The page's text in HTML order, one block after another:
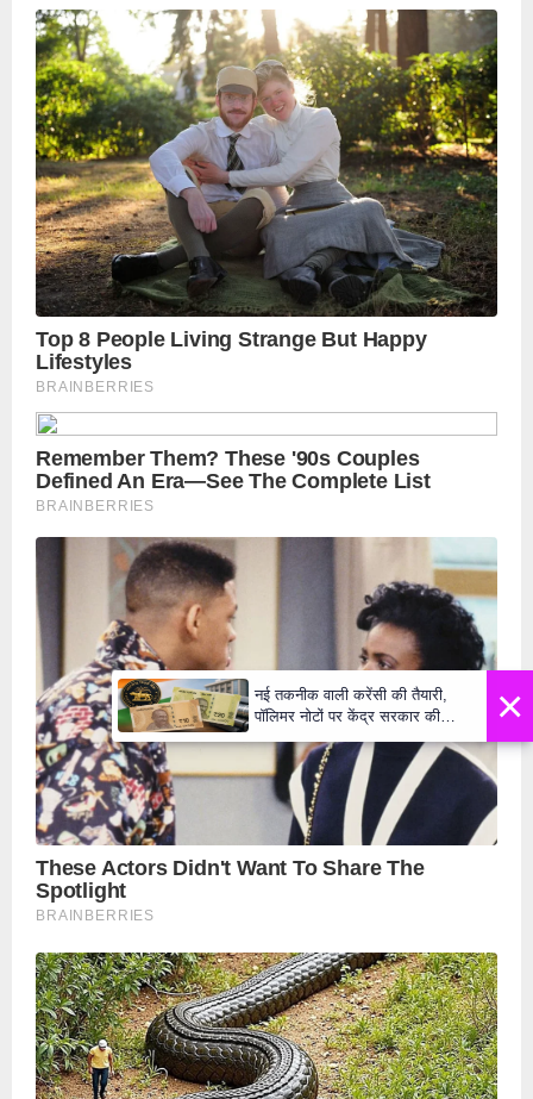
×
नई तकनीक वाली करेंसी की तैयारी,
पॉलिमर नोटों पर केंद्र सरकार की
₹10 और ₹20 के नोट - Daily Lok
Manch PM Modi U